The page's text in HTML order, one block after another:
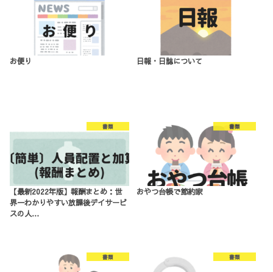
お便り 日報・日誌について
書類
【最新2022年版】報酬まとめ：世
界一わかりやすい放課後デイサービ
スの人…
書類
おやつ台帳で節約家
書類 書類